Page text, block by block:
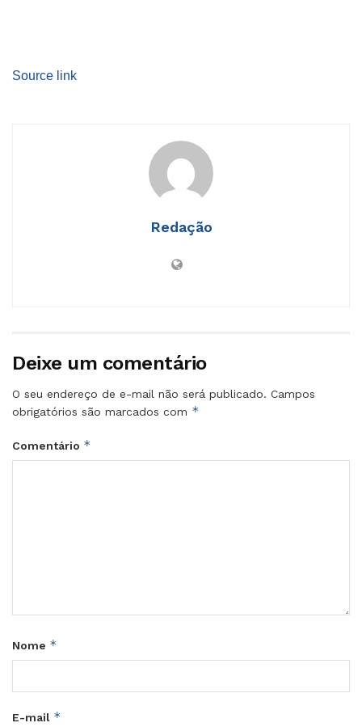
Source link
Redação
Deixe um comentário
O seu endereço de e-mail não será publicado. Campos
obrigatórios são marcados com *
Comentário *
Nome *
E-mail *